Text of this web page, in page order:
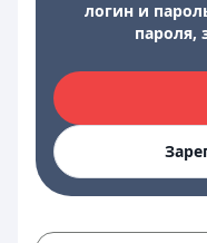
логин и
пароля,